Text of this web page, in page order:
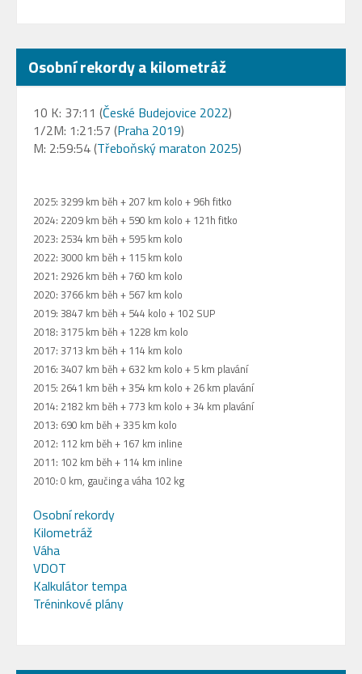
Osobní rekordy a kilometráž
10 K: 37:11 (České Budejovice 2022)
1/2M: 1:21:57 (Praha 2019)
M: 2:59:54 (Třeboňský maraton 2025)
2025: 3299 km běh + 207 km kolo + 96h fitko
2024: 2209 km běh + 590 km kolo + 121h fitko
2023: 2534 km běh + 595 km kolo
2022: 3000 km běh + 115 km kolo
2021: 2926 km běh + 760 km kolo
2020: 3766 km běh + 567 km kolo
2019: 3847 km běh + 544 kolo + 102 SUP
2018: 3175 km běh + 1228 km kolo
2017: 3713 km běh + 114 km kolo
2016: 3407 km běh + 632 km kolo + 5 km plavání
2015: 2641 km běh + 354 km kolo + 26 km plavání
2014: 2182 km běh + 773 km kolo + 34 km plavání
2013: 690 km běh + 335 km kolo
2012: 112 km běh + 167 km inline
2011: 102 km běh + 114 km inline
2010: 0 km, gaučing a váha 102 kg
Osobní rekordy
Kilometráž
Váha
VDOT
Kalkulátor tempa
Tréninkové plány